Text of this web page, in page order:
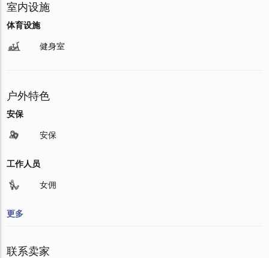
室内设施
体育设施
健身室
户外特色
安保
安保
工作人员
女佣
更多
联系卖家